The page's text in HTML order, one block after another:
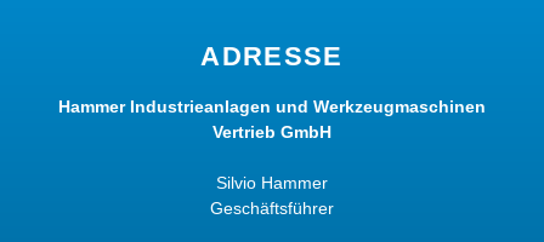
ADRESSE
Hammer Industrieanlagen und Werkzeugmaschinen
Vertrieb GmbH
Silvio Hammer
Geschäftsführer